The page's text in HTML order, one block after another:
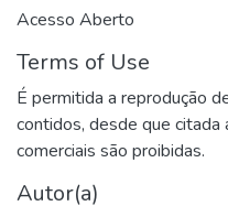
Acesso Aberto
Terms of Use
É permitida a reprodução
contidos, desde que
comerciais são proibidas.
Autor(a)